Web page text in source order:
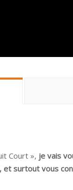
Court », je vais
surtout vous